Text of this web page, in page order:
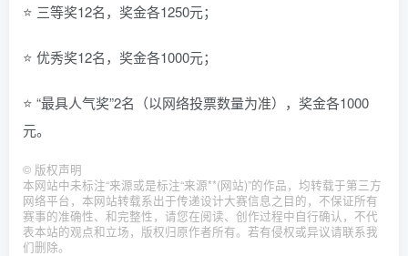
⭐ 三等奖12名，奖金各1250元；
⭐ 优秀奖12名，奖金各1000元；
⭐ “最具人气奖”2名（以网络投票数量为准），奖金各1000
元。
© 版权声明
本网站中未标注“来源或是标注“来源**(网站)”的作品，均转载于第三方
网络平台，本网站转载系出于传递设计大赛信息之目的，不保证所有
赛事的准确性、和完整性，请您在阅读、创作过程中自行确认，不代
表本站的观点和立场，版权归原作者所有。若有侵权或异议请联系我
们删除。